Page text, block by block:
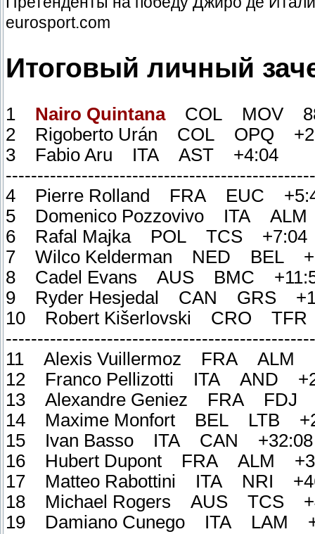
eurosport.com
Итоговый личный
1 Nairo QuintanaCOL MOV
2 Rigoberto Urán COL OPQ
3 Fabio Aru ITA AST +4:04
4 Pierre Rolland FRA EUC
5 Domenico Pozzovivo ITA
6 Rafal Majka POL TCS +7:04
7 Wilco Kelderman NED BEL
8 Cadel Evans AUS BMC
9 Ryder Hesjedal CAN GRS
10 Robert Kišerlovski CRO TFR
11 Alexis Vuillermoz FRA ALM
12 Franco Pellizotti ITA AND
13 Alexandre Geniez FRA FDJ
14 Maxime Monfort BEL LTB
15 Ivan Basso ITA CAN +32:08
16 Hubert Dupont FRA ALM
17 Matteo Rabottini ITA NRI
18 Michael Rogers AUS TCS
19 Damiano Cunego ITA LAM